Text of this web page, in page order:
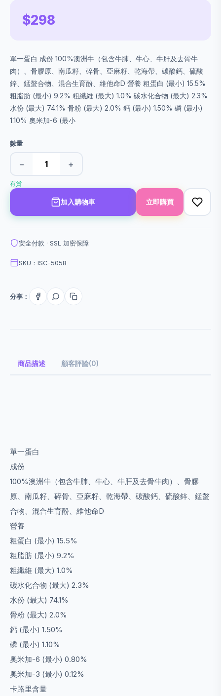
$298
單一蛋白 成份 100%澳洲牛（包含牛肺、牛心、牛肝及去骨牛
肉）、骨膠原、南瓜籽、碎骨、亞麻籽、乾海帶、碳酸鈣、硫酸
鋅、錳螯合物、混合生育酚、維他命D 營養 粗蛋白 (最小) 15.5%
粗脂肪 (最小) 9.2% 粗纖維 (最大) 1.0% 碳水化合物 (最大) 2.3%
水份 (最大) 74.1% 骨粉 (最大) 2.0% 鈣 (最小) 1.50% 磷 (最小)
1.10% 奧米加-6 (最小
數量
− +
有貨
加入購物車 立即購買
安全付款 · SSL 加密保障
SKU：ISC-5058
分享：
商品描述 顧客評論(0)
單一蛋白
成份
100%澳洲牛（包含牛肺、牛心、牛肝及去骨牛肉）、骨膠
原、南瓜籽、碎骨、亞麻籽、乾海帶、碳酸鈣、硫酸鋅、錳螯
合物、混合生育酚、維他命D
營養
粗蛋白 (最小) 15.5%
粗脂肪 (最小) 9.2%
粗纖維 (最大) 1.0%
碳水化合物 (最大) 2.3%
水份 (最大) 74.1%
骨粉 (最大) 2.0%
鈣 (最小) 1.50%
磷 (最小) 1.10%
奧米加-6 (最小) 0.80%
奧米加-3 (最小) 0.12%
卡路里含量